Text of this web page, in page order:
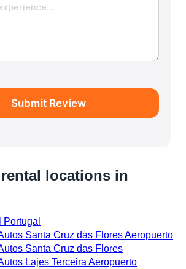
Submit Review
locations in
Santa Cruz das Flores Aeropuerto
Santa Cruz das Flores
Lajes Terceira Aeropuerto